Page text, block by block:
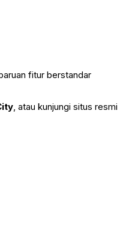
fitur berstandar
, atau kunjungi situs resmi